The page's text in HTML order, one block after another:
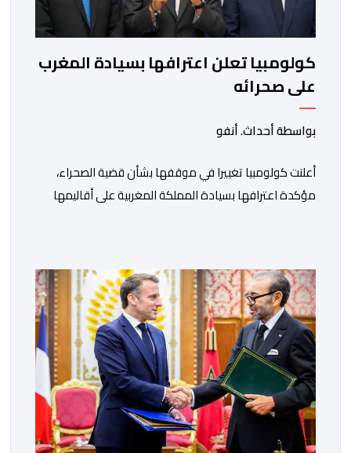
كولومبيا تعلن اعترافها بسيادة المغرب
على صحرائه
بواسطة أحداث. أنفو
أعلنت كولومبيا تغييرا في موقفها بشأن قضية الصحراء،
مؤكدة اعترافها بسيادة المملكة المغربية على أقاليمها
الافريقي والمغاربة المقيمين بالخارج، ناصر بوريطة، ونائب
رئيس جمهورية كولومبيا، خوسيه مانويل ريستريبو، بحضور
وزير العلاقات الخارجية عمر بولا إسكوبار. وبهذه المناسبة،
أكد السيد […]